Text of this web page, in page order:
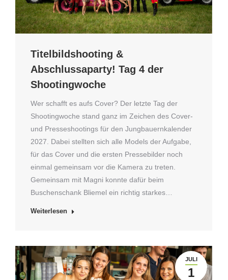
Titelbildshooting &
Abschlussaparty! Tag 4 der
Shootingwoche
Wer schafft es aufs Cover? Der letzte Tag der
Shootingwoche stand ganz im Zeichen des Cover-
und Presseshootings für den Jungbauernkalender
2027. Dabei stellten sich alle Models der Aufgabe,
für das Cover und die ersten Pressebilder noch
einmal gemeinsam vor die Kamera zu treten.
Gemeinsam mit Magni konnte dafür beim
Buschenschank Bliemel ein richtig starkes…
Weiterlesen
JULI
1